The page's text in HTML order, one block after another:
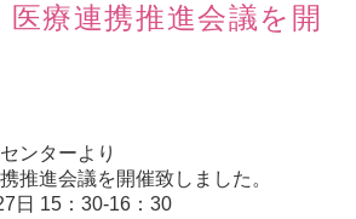
医療連携推進会議を開
ンターより
推進会議を開催致しました。
日 15：30-16：30